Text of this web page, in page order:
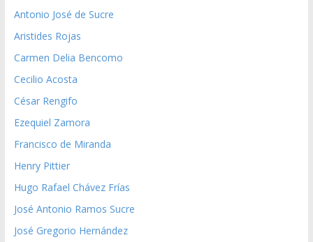
Antonio José de Sucre
Aristides Rojas
Carmen Delia Bencomo
Cecilio Acosta
César Rengifo
Ezequiel Zamora
Francisco de Miranda
Henry Pittier
Hugo Rafael Chávez Frías
José Antonio Ramos Sucre
José Gregorio Hernández